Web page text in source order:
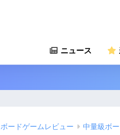
ニュース
ボードゲームレビュー 中量級ボ